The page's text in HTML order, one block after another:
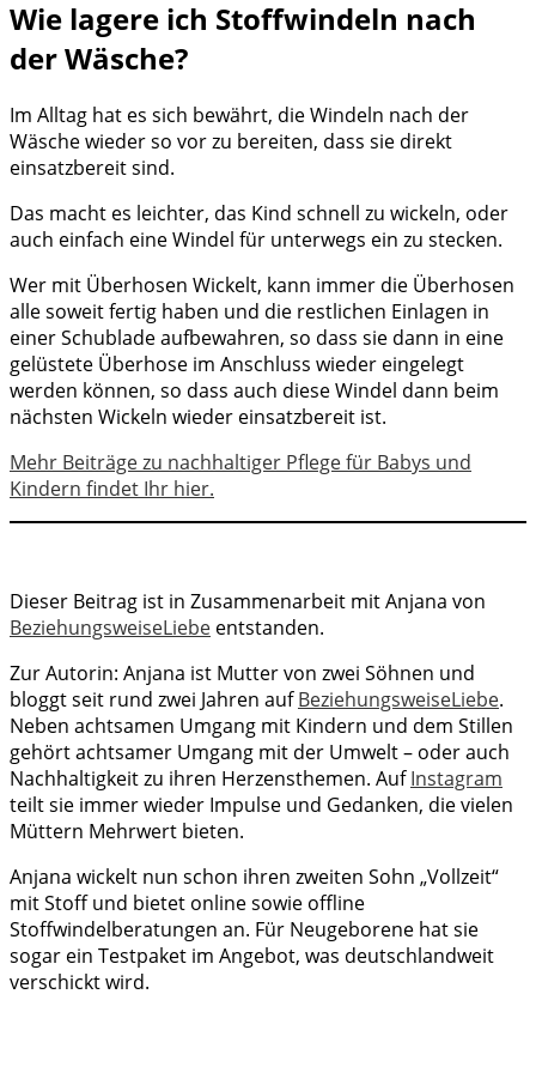
Wie lagere ich Stoffwindeln nach
der Wäsche?
Im Alltag hat es sich bewährt, die Windeln nach der
Wäsche wieder so vor zu bereiten, dass sie direkt
einsatzbereit sind.
Das macht es leichter, das Kind schnell zu wickeln, oder
auch einfach eine Windel für unterwegs ein zu stecken.
Wer mit Überhosen Wickelt, kann immer die Überhosen
alle soweit fertig haben und die restlichen Einlagen in
einer Schublade aufbewahren, so dass sie dann in eine
gelüstete Überhose im Anschluss wieder eingelegt
werden können, so dass auch diese Windel dann beim
nächsten Wickeln wieder einsatzbereit ist.
Mehr Beiträge zu nachhaltiger Pflege für Babys und
Kindern findet Ihr hier.
Dieser Beitrag ist in Zusammenarbeit mit Anjana von
BeziehungsweiseLiebe entstanden.
Zur Autorin: Anjana ist Mutter von zwei Söhnen und
bloggt seit rund zwei Jahren aufBeziehungsweiseLiebe.
Neben achtsamen Umgang mit Kindern und dem Stillen
gehört achtsamer Umgang mit der Umwelt – oder auch
Nachhaltigkeit zu ihren Herzensthemen. AufInstagram
teilt sie immer wieder Impulse und Gedanken, die vielen
Müttern Mehrwert bieten.
Anjana wickelt nun schon ihren zweiten Sohn „Vollzeit“
mit Stoff und bietet online sowie offline
Stoffwindelberatungen an. Für Neugeborene hat sie
sogar ein Testpaket im Angebot, was deutschlandweit
verschickt wird.